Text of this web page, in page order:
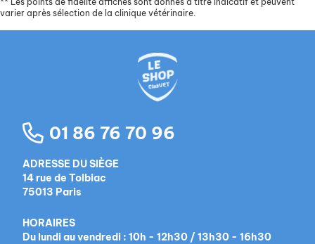
varier après sélection de la clinique vétérinaire.
01 86 76 70 96
ADRESSE DU SIÈGE
14 rue de Tolbiac
75013 Paris
HORAIRES
Du lundi au vendredi : 10h - 12h30 / 13h30 - 16h30